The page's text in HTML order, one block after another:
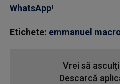
WhatsApp!
Etichete: emmanuel
Vrei să
Descarcă